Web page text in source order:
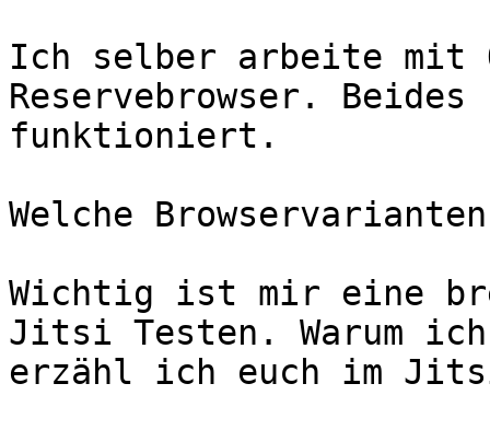
Ich selber arbeite mit
Reservebrowser.
funktioniert.
Welche
Wichtig ist mir eine
Jitsi Testen. Warum
erzähl ich euch im